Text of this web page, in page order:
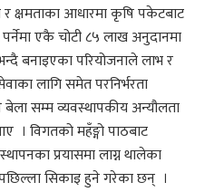
र क्षमताका आधारमा कृषि पकेटबाट
एकै चोटी ८५ लाख अनुदानमा
बनाइएका परियोजनाले लाभ र
लागि समेत परनिर्भरता
बेला सम्म व्यवस्थापकीय अन्यौलता
। विगतको महँङ्गो पाठबाट
प्रयासमा लाग्न थालेका
सिकाइ हुने गरेका छन् ।